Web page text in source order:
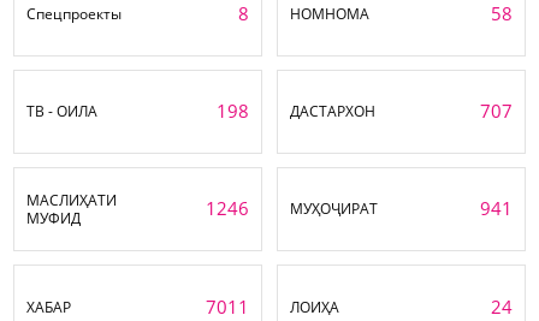
Спецпроекты 8 НОМНОМА 58
ТВ - ОИЛА 198 ДАСТАРХОН 707
МАСЛИҲАТИ
МУФИД
1246 МУҲОҶИРАТ 941
ХАБАР 7011 ЛОИҲА 24